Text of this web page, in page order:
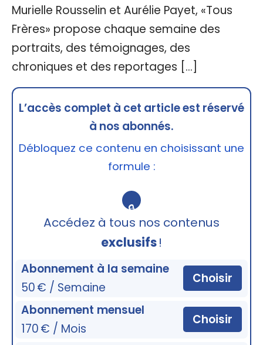
Murielle Rousselin et Aurélie Payet, «Tous
Frères» propose chaque semaine des
portraits, des témoignages, des
chroniques et des reportages […]
L’accès complet à cet article est réservé
à nos abonnés.
Débloquez ce contenu en choisissant une
formule :
🔒
Accédez à tous nos contenus
exclusifs!
Abonnement à la semaine
50 € / Semaine
Choisir
Abonnement mensuel
170 € / Mois
Choisir